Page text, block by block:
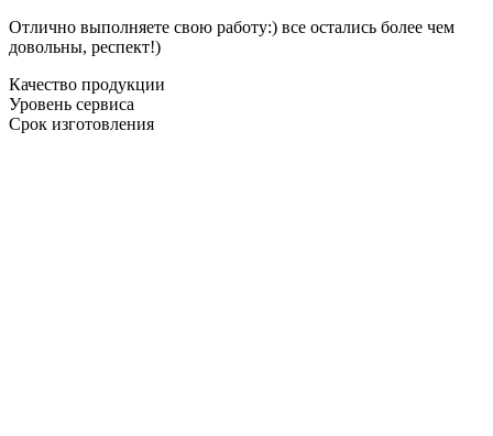
Отлично выполняете свою работу:) все остались более чем
довольны, респект!)
Качество продукции
Уровень сервиса
Срок изготовления